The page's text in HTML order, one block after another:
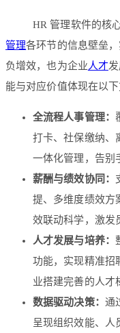
HR 管理软件的核
管理各环节的信息壁垒
负增效，也为企业人才
能与对应价值体现在以下
全流程人事管理：
打卡、社保缴纳、
一体化管理，告别
薪酬与绩效协同：
提、多维度绩效方
效联动科学，激发
人才发展与培养：
功能，实现精准招
业搭建完善的人才
数据驱动决策： 通
呈现组织效能、人